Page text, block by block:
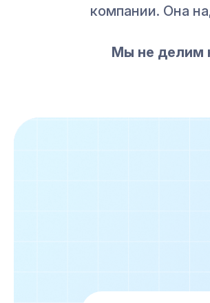
компании. Она
Мы не делим